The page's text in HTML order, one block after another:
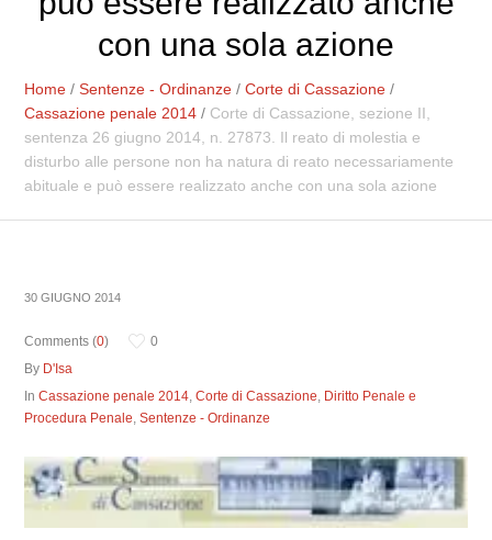
con una sola azione
Home /Sentenze - Ordinanze /Corte di Cassazione /
Cassazione penale 2014 / Corte di Cassazione, sezione II,
sentenza 26 giugno 2014, n. 27873. Il reato di molestia e
disturbo alle persone non ha natura di reato necessariamente
abituale e può essere realizzato anche con una sola azione
30 GIUGNO 2014
Comments (0)
0
By D'Isa
InCassazione penale 2014,Corte di Cassazione, Diritto Penale e
Procedura Penale,Sentenze - Ordinanze